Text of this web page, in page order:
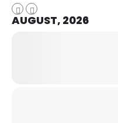
AUGUST, 2026